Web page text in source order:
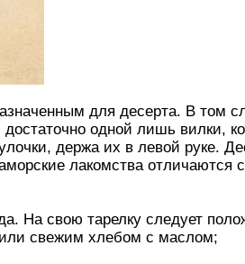
для десерта. В том
одной лишь вилки,
держа их в левой руке.
лакомства отличаются
На свою тарелку следует
свежим хлебом с маслом;